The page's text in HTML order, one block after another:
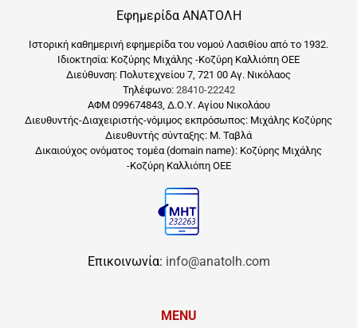
Εφημερίδα ΑΝΑΤΟΛΗ
Ιστορική καθημερινή εφημερίδα του νομού Λασιθίου από το 1932.
Ιδιοκτησία: Κοζύρης Μιχάλης -Κοζύρη Καλλιόπη ΟΕΕ
Διεύθυνση: Πολυτεχνείου 7, 721 00 Αγ. Νικόλαος
Τηλέφωνο: 28410-22242
ΑΦΜ 099674843, Δ.Ο.Υ. Αγίου Νικολάου
Διευθυντής-Διαχειριστής-νόμιμος εκπρόσωπος: Μιχάλης Κοζύρης
Διευθυντής σύνταξης: Μ. Ταβλά
Δικαιούχος ονόματος τομέα (domain name): Κοζύρης Μιχάλης
-Κοζύρη Καλλιόπη ΟΕΕ
Επικοινωνία: info@anatolh.com
MENU